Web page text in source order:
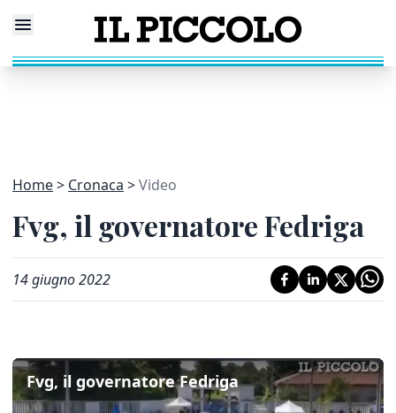
Home Cronaca Video
Fvg, il governatore Fedriga
14 giugno 2022
Fvg, il governatore Fedriga